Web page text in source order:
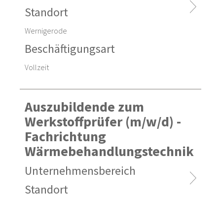
Standort
Wernigerode
Beschäftigungsart
Vollzeit
Auszubildende zum
Werkstoffprüfer (m/w/d) -
Fachrichtung
Wärmebehandlungstechnik
Unternehmensbereich
Standort